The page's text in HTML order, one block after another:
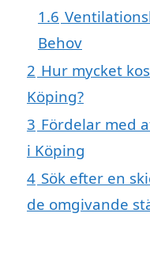
1.6
Behov
2 Hur mycket
Köping?
3 Fördelar med
i Köping
4 Sök efter en
de omgivande